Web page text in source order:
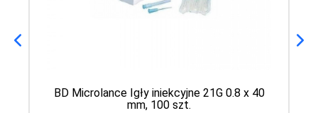
BD Microlance Igły iniekcyjne 21G 0.8 x 40
mm, 100 szt.